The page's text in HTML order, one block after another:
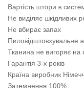
Вартість штори в
Не виділяє шкідливих
Не вбирає запах
Пиловідштовхувальне
Тканина не вигоряє на
Гарантія 3-х років
Країна виробник
Затемнення 100%